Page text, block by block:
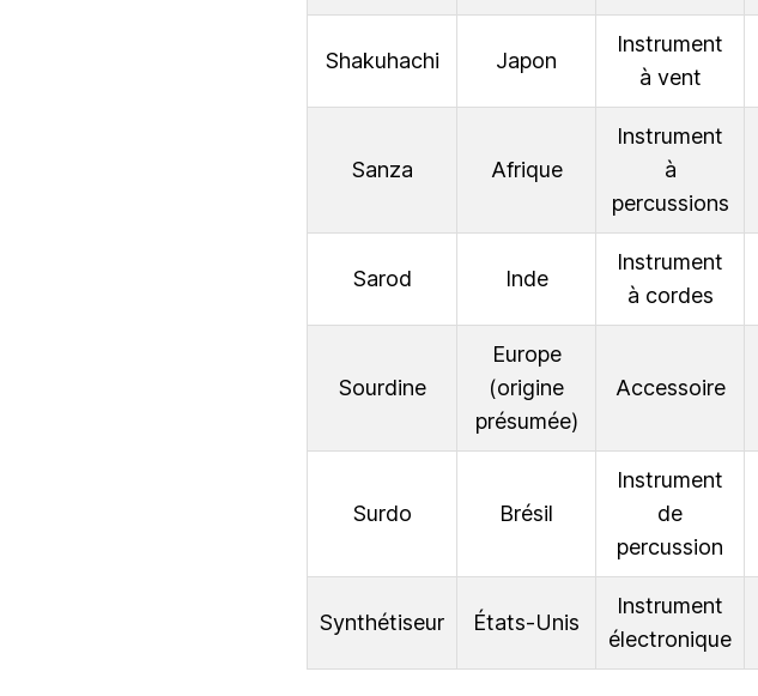
Shakuhachi Japon
Instrument
à vent
Sanza Afrique
Instrument
à
percussions
Sarod Inde
Instrument
à cordes
Sourdine
Europe
(origine
présumée)
Accessoire
Surdo Brésil
Instrument
de
percussion
Synthétiseur États-Unis
Instrument
électronique